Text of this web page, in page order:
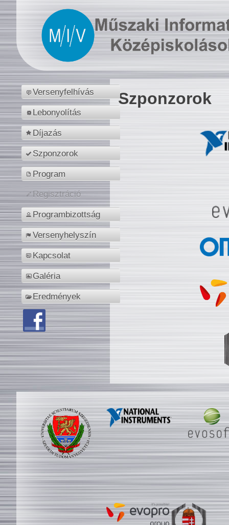
Versenyfelhívás
Lebonyolítás
Díjazás
Szponzorok
Program
Regisztráció
Programbizottság
Versenyhelyszín
Kapcsolat
Galéria
Eredmények
Szponzorok